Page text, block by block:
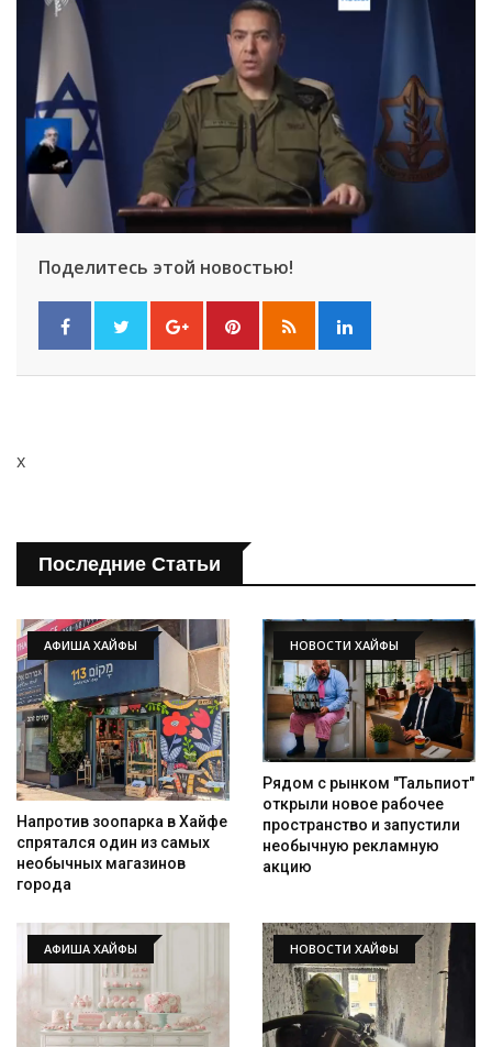
Поделитесь этой новостью!
x
Последние Статьи
АФИША ХАЙФЫ
Напротив зоопарка в Хайфе
спрятался один из самых
необычных магазинов
города
НОВОСТИ ХАЙФЫ
Рядом с рынком "Тальпиот"
открыли новое рабочее
пространство и запустили
необычную рекламную
акцию
АФИША ХАЙФЫ НОВОСТИ ХАЙФЫ